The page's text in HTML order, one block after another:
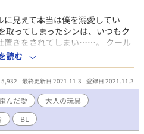
見えて本当は僕を溺愛してい
取ってしまったシンは、いつもク
置きをされてしまい……。 クール
エロです。 拘束、ローター、イ
イ、お仕置き、年の差、ソフト
にも掲載。
読む
最終更新日 2021.11.3 登録日 2021.11.3
歪んだ愛
大人の玩具
BL